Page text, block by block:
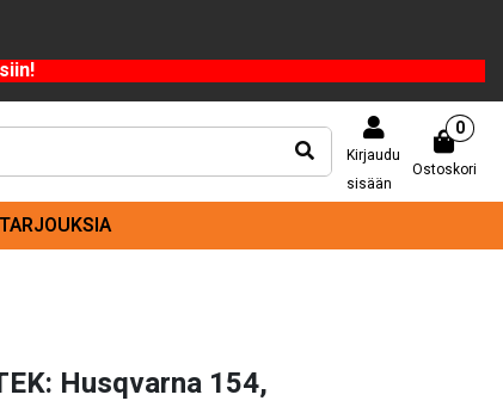
Kirjaudu
sisään
Ostoskori
0
TARJOUKSIA
Husqvarna 154,